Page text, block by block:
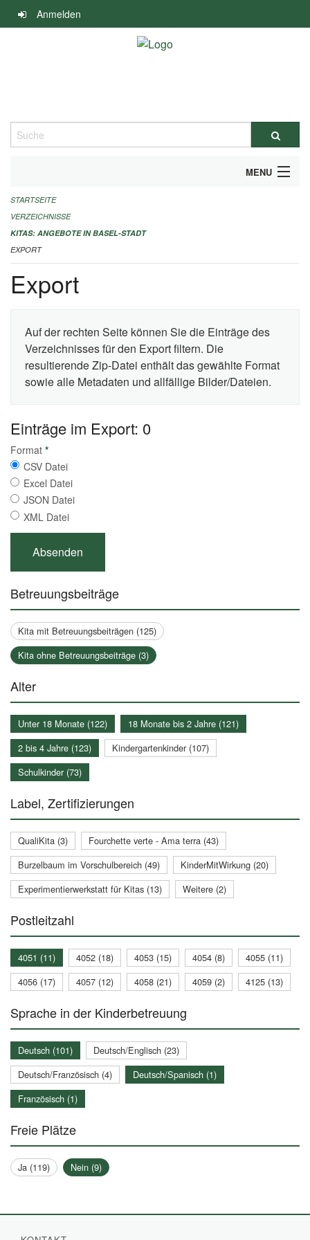
Navigation
überspringen
Anmelden
Suche
MENU
ALLGEMEINE INFORMATIONEN
IMPRESSUM
STARTSEITE
VERZEICHNISSE
KITAS: ANGEBOTE IN BASEL-STADT
EXPORT
Export
Auf der rechten Seite können Sie die Einträge des
Verzeichnisses für den Export filtern. Die
resultierende Zip-Datei enthält das gewählte Format
sowie alle Metadaten und allfällige Bilder/Dateien.
Einträge im Export: 0
Format *
CSV Datei
Excel Datei
JSON Datei
XML Datei
Betreuungsbeiträge
Kita mit Betreuungsbeiträgen (125)
Kita ohne Betreuungsbeiträge (3)
Alter
Unter 18 Monate (122)
18 Monate bis 2 Jahre (121)
2 bis 4 Jahre (123)
Kindergartenkinder (107)
Schulkinder (73)
Label, Zertifizierungen
QualiKita (3)
Fourchette verte - Ama terra (43)
Burzelbaum im Vorschulbereich (49)
KinderMitWirkung (20)
Experimentierwerkstatt für Kitas (13)
Weitere (2)
Postleitzahl
4051 (11) 4052 (18) 4053 (15) 4054 (8)
4055 (11)
4056 (17)
4057 (12) 4058 (21) 4059 (2) 4125 (13)
Sprache in der Kinderbetreuung
Deutsch (101)
Deutsch/Englisch (23)
Deutsch/Französisch (4)
Deutsch/Spanisch (1)
Französisch (1)
Freie Plätze
Ja (119) Nein (9)